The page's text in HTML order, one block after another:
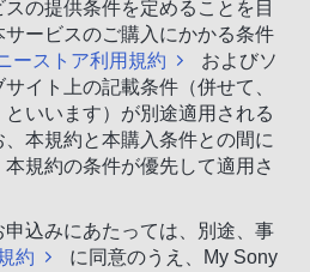
の提供条件を定めることを目
ービスのご購入にかかる条件
ーストア利用規約
およびソ
イト上の記載条件（併せて、
といいます）が別途適用される
、本規約と本購入条件との間に
規約の条件が優先して適用さ
込みにあたっては、別途、事
約
に同意のうえ、My Sony